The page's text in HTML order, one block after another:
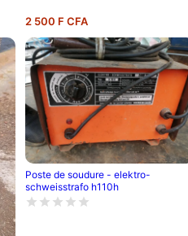
2 500 F CFA
Poste de soudure - elektro-
schweisstrafo h110h